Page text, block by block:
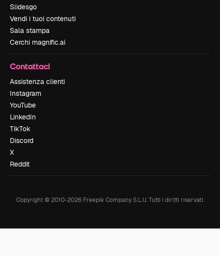
Slidesgo
Vendi i tuoi contenuti
Sala stampa
Cerchi magnific.ai
Contattaci
Assistenza clienti
Instagram
YouTube
LinkedIn
TikTok
Discord
X
Reddit
Copyright © 2010-2026Freepik Company S.L.U. Tutti i diritti riservati.